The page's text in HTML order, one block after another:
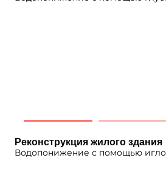
Реконструкция жилого здания
Водопонижение с помощью